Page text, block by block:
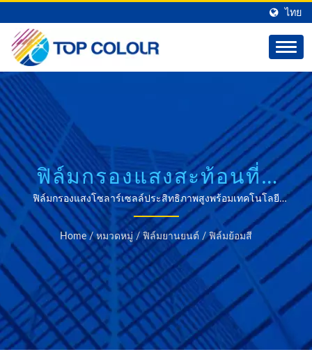
ไทย
ฟิล์มกรองแสงสะท้อนที่มี
คุณภาพระดับมืออาชีพ
สำหรับการใช้งานใน
รถยนต์
ฟิล์มกรองแสงโซลาร์เซลล์ประสิทธิภาพสูงพร้อมเทคโนโลยี
ป้องกันรังสี UV และความร้อนขั้นสูง
Home / หมวดหมู่ / ฟิล์มยานยนต์ / ฟิล์มย้อมสี